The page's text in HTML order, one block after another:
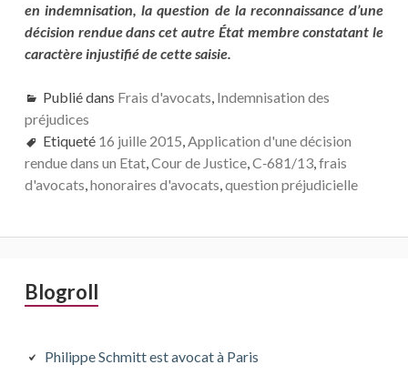
en indemnisation, la question de la reconnaissance d’une
décision rendue dans cet autre État membre constatant le
caractère injustifié de cette saisie.
Publié dans Frais d'avocats, Indemnisation des
préjudices
Etiqueté 16 juille 2015,Application d'une décision
rendue dans un Etat,Cour de Justice,C‑681/13,frais
d'avocats,honoraires d'avocats,question préjudicielle
Barre
principale
Blogroll
Philippe Schmitt est avocat à Paris